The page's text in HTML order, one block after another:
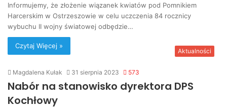
Informujemy, że złożenie wiązanek kwiatów pod Pomnikiem
Harcerskim w Ostrzeszowie w celu uczczenia 84 rocznicy
wybuchu II wojny światowej odbędzie…
Czytaj Więcej »
Aktualności
Magdalena Kułak 31 sierpnia 2023 573
Nabór na stanowisko dyrektora DPS
Kochłowy